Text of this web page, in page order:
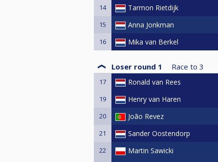
14 Tarmon Rietdijk
15 Anna Jonkman
16 Mika van Berkel
Loser round 1 Race to 3
17 Ronald van Rees
19 Henry van Haren
20 João Revez
21 Sander Oostendorp
22 Martin Sawicki